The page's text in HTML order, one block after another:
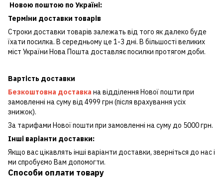
Новою поштою по Україні:
Терміни доставки товарів
Строки доставки товарів залежать від того як далеко буде
їхати посилка. В середньому це 1-3 дні. В більшості великих
міст України Нова Пошта доставляє посилки протягом доби.
Вартість доставки
Безкоштовна доставка на відділення Нової пошти при
замовленні на суму від 4999 грн (після врахування усіх
знижок).
За тарифами Нової пошти при замовленні на суму до 5000 грн.
Інші варіанти доставки:
Якщо вас цікавлять інші варіанти доставки, зверніться до нас і
ми спробуємо Вам допомогти.
Способи оплати товару